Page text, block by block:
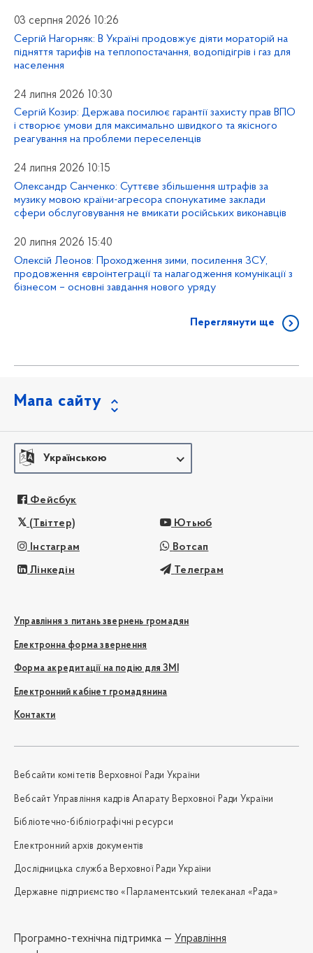
03 серпня 2026 10:26
Сергій Нагорняк: В Україні продовжує діяти мораторій на
підняття тарифів на теплопостачання, водопідігрів і газ для
населення
24 липня 2026 10:30
Сергій Козир: Держава посилює гарантії захисту прав ВПО
і створює умови для максимально швидкого та якісного
реагування на проблеми переселенців
24 липня 2026 10:15
Олександр Санченко: Суттєве збільшення штрафів за
музику мовою країни-агресора спонукатиме заклади
сфери обслуговування не вмикати російських виконавців
20 липня 2026 15:40
Олексій Леонов: Проходження зими, посилення ЗСУ,
продовження євроінтеграції та налагодження комунікації з
бізнесом – основні завдання нового уряду
Переглянути ще
Мапа сайту
Українською
Фейсбук
(Твіттер) Ютьюб
Інстаграм Вотсап
Лінкедін Телеграм
Управління з питань звернень громадян
Електронна форма звернення
Форма акредитації на подію для ЗМІ
Електронний кабінет громадянина
Контакти
Вебсайти комітетів Верховної Ради України
Вебсайт Управління кадрів Апарату Верховної Ради України
Бібліотечно-бібліографічні ресурси
Електронний архів документів
Дослідницька служба Верховної Ради України
Державне підприємство «Парламентський телеканал «Рада»
Програмно-технічна підтримка — Управління